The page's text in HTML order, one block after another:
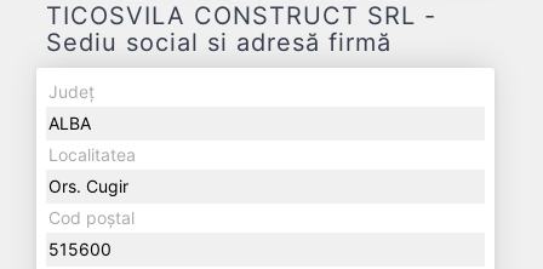
TICOSVILA CONSTRUCT SRL -
Sediu social si adresă firmă
Județ
ALBA
Localitatea
Ors. Cugir
Cod poștal
515600